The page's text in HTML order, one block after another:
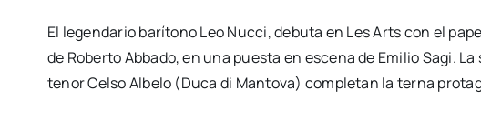
El legen­da­rio barí­tono Leo Nuc­ci, debu­ta en Les Arts con el
de Rober­to Abba­do, en una pues­ta en esce­na de Emi­lio Sagi.
tenor Cel­so Albe­lo (Duca di Man­to­va) com­ple­tan la ter­na